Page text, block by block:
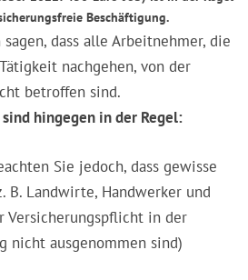
Beschäftigung.
dass alle Arbeitnehmer, die
nachgehen, von der
betroffen sind.
hingegen in der Regel:
Sie jedoch, dass gewisse
B. Landwirte, Handwerker und
Versicherungspflicht in der
nicht ausgenommen sind)